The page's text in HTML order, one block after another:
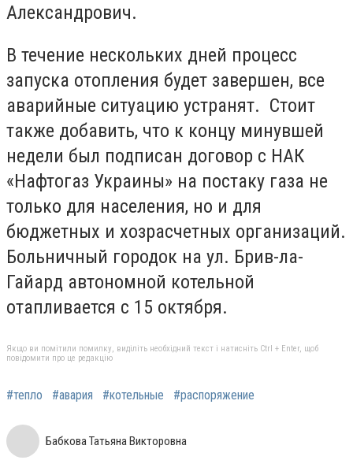
Александрович.
В течение нескольких дней процесс
запуска отопления будет завершен, все
аварийные ситуацию устранят. Стоит
также добавить, что к концу минувшей
недели был подписан договор с НАК
«Нафтогаз Украины» на постаку газа не
только для населения, но и для
бюджетных и хозрасчетных организаций.
Больничный городок на ул. Брив-ла-
Гайард автономной котельной
отапливается с 15 октября.
Якщо ви помітили помилку, виділіть необхідний текст і натисніть Ctrl + Enter, щоб
повідомити про це редакцію
#тепло #авария #котельные #распоряжение
Бабкова Татьяна Викторовна